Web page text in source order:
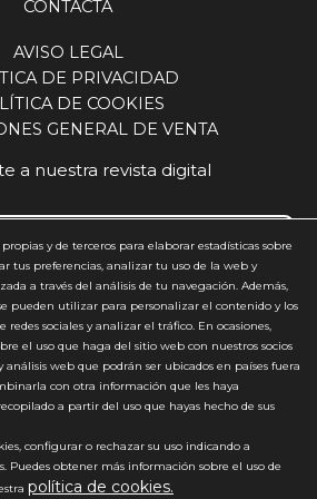
generación de conocimiento, la
y el fomento del
en torno al desarrollo de
los establecimientos ópticos.
como partner estratégico del
de atención sanitaria y
el acceso de la
auditivas de calidad.
CONTACTA
AVISO LEGAL
DE PRIVACIDAD
DE COOKIES
GENERAL DE VENTA
a nuestra revista digital
con lapolítica de privacidad(requerido)
*No enviamos spam
y de terceros para elaborar estadísticas sobre
tus preferencias, analizar tu uso de la web y
a través del análisis de tu navegación. Además,
pueden utilizar para personalizar el contenido y los
redes sociales y analizar el tráfico. En ocasiones,
el uso que haga del sitio web con nuestros socios
análisis web que podrán ser ubicados en países fuera
con otra información que les haya
a partir del uso que hayas hecho de sus
configurar o rechazar su uso indicando a
Puedes obtener más información sobre el uso de
política de cookies.